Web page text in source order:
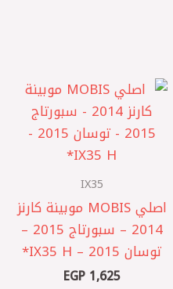
IX35
اصلي MOBIS موبينة كارنز
2014 – سبورتاج 2015 –
توسان 2015 – IX35 H*
EGP1,625